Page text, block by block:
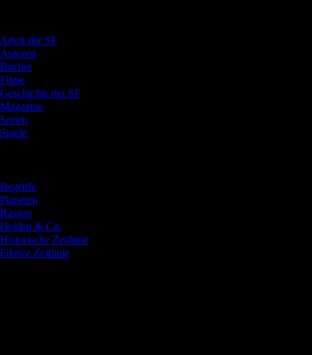
Arten der SF
Autoren
Bücher
Filme
Geschichte der SF
Magazine
Serien
Spiele
Begriffe
Planeten
Rassen
Helden & Co.
Historische Zeitlinie
Fiktive Zeitlinie